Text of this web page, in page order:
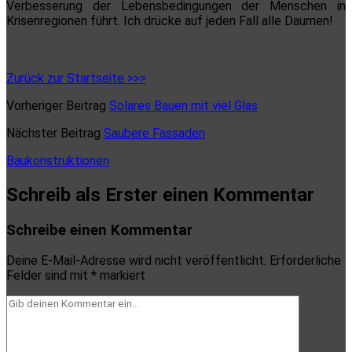
Verbesserung der Lebensbedingungen der Menschen in
Krisenregionen führt. Ich drücke auf jeden Fall alle Daumen!
Zurück zur Startseite >>>
Vorheriger Beitrag Solares Bauen mit viel Glas
Nächster Beitrag Saubere Fassaden
Baukonstruktionen
Schreib als Erster einen Kommentar
Schreibe einen Kommentar
Deine E-Mail-Adresse wird nicht veröffentlicht. Erforderliche
Felder sind mit * markiert
Dein